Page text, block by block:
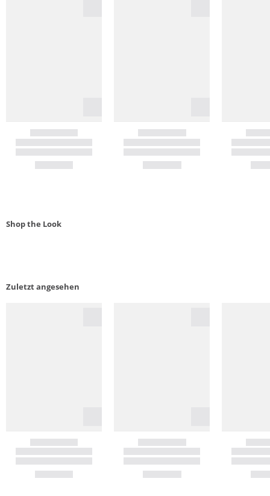
Shop the Look
Zuletzt angesehen